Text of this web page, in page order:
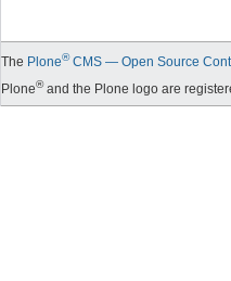
The Plone®CMS — Open Source
Plone®and the Plone logo are